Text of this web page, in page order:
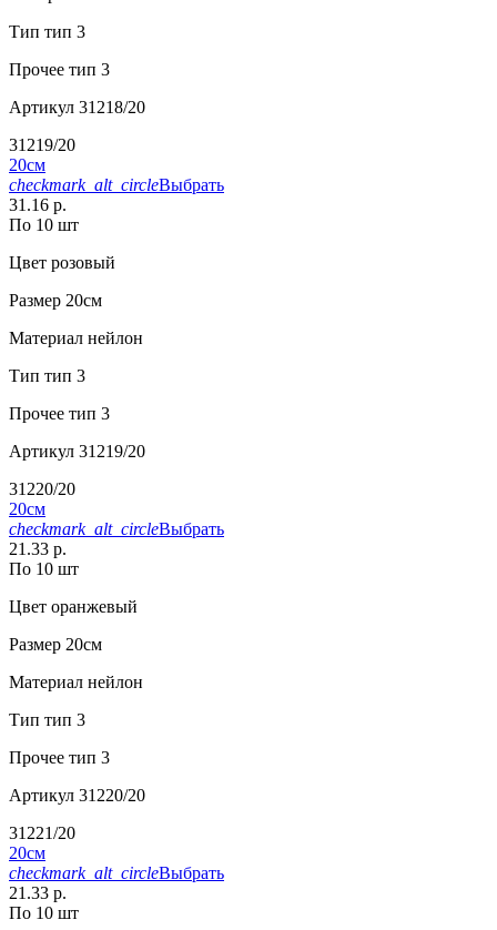
Тип тип 3
Прочее тип 3
Артикул 31218/20
31219/20
20см
checkmark_alt_circleВыбрать
31.16 р.
По 10 шт
Цвет розовый
Размер 20см
Материал нейлон
Тип тип 3
Прочее тип 3
Артикул 31219/20
31220/20
20см
checkmark_alt_circleВыбрать
21.33 р.
По 10 шт
Цвет оранжевый
Размер 20см
Материал нейлон
Тип тип 3
Прочее тип 3
Артикул 31220/20
31221/20
20см
checkmark_alt_circleВыбрать
21.33 р.
По 10 шт